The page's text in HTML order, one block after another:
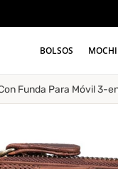
BOLSOS
Funda Para Móvil 3-